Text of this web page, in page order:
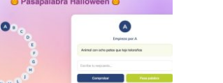
Pasapalabra de Halloween